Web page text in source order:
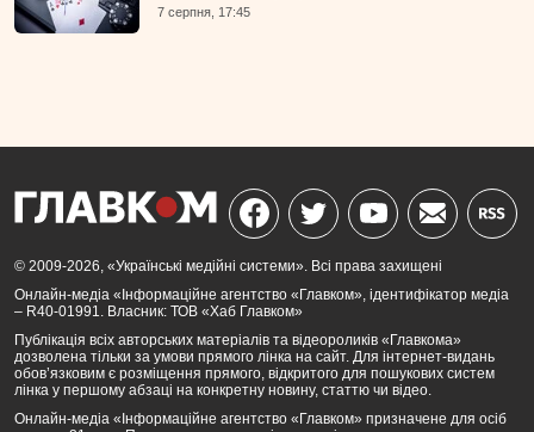
7 серпня, 17:45
© 2009-2026, «Українські медійні системи». Всі права захищені
Онлайн-медіа «Інформаційне агентство «Главком», ідентифікатор медіа
– R40-01991. Власник: ТОВ «Хаб Главком»
Публікація всіх авторських матеріалів та відеороликів «Главкома»
дозволена тільки за умови прямого лінка на сайт. Для інтернет-видань
обов’язковим є розміщення прямого, відкритого для пошукових систем
лінка у першому абзаці на конкретну новину, статтю чи відео.
Онлайн-медіа «Інформаційне агентство «Главком» призначене для осіб